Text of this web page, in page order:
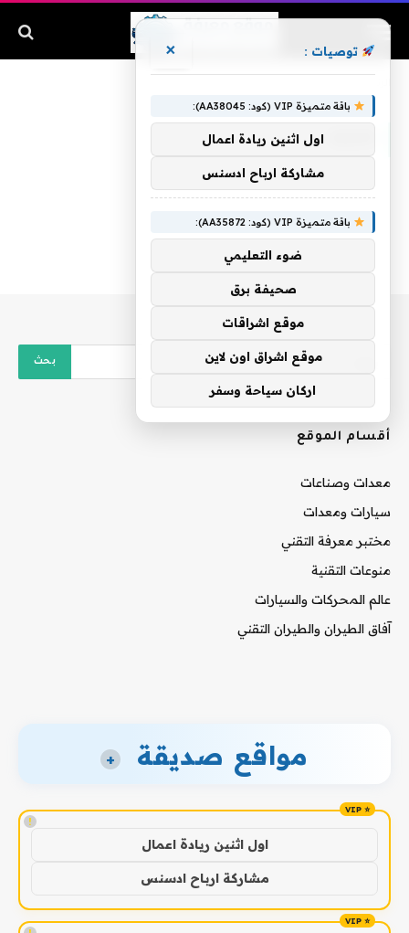
أقسام الموقع
معدات وصناعات
سيارات ومعدات
مختبر معرفة التقني
منوعات التقنية
عالم المحركات والسيارات
آفاق الطيران والطيران التقني
مواقع صديقة +
!
اول اثنين ريادة اعمال
مشاركة ارباح ادسنس
توصيات : ×
باقة متميزة VIP (كود: AA38045):
اول اثنين ريادة اعمال
مشاركة ارباح ادسنس
باقة متميزة VIP (كود: AA35872):
ضوء التعليمي
صحيفة برق
موقع اشراقات
موقع اشراق اون لاين
اركان سياحة وسفر